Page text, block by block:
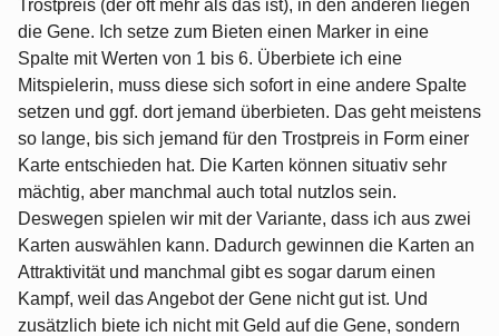
Trostpreis (der oft mehr als das ist), in den anderen liegen
die Gene. Ich setze zum Bieten einen Marker in eine
Spalte mit Werten von 1 bis 6. Überbiete ich eine
Mitspielerin, muss diese sich sofort in eine andere Spalte
setzen und ggf. dort jemand überbieten. Das geht meistens
so lange, bis sich jemand für den Trostpreis in Form einer
Karte entschieden hat. Die Karten können situativ sehr
mächtig, aber manchmal auch total nutzlos sein.
Deswegen spielen wir mit der Variante, dass ich aus zwei
Karten auswählen kann. Dadurch gewinnen die Karten an
Attraktivität und manchmal gibt es sogar darum einen
Kampf, weil das Angebot der Gene nicht gut ist. Und
zusätzlich biete ich nicht mit Geld auf die Gene, sondern